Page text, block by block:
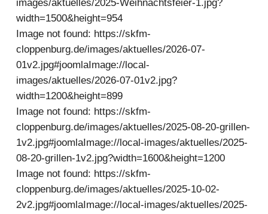
images/aktuelles/2025-Weihnachtsfeier-1.jpg?
width=1500&height=954
Image not found: https://skfm-
cloppenburg.de/images/aktuelles/2026-07-
01v2.jpg#joomlaImage://local-
images/aktuelles/2026-07-01v2.jpg?
width=1200&height=899
Image not found: https://skfm-
cloppenburg.de/images/aktuelles/2025-08-20-grillen-
1v2.jpg#joomlaImage://local-images/aktuelles/2025-
08-20-grillen-1v2.jpg?width=1600&height=1200
Image not found: https://skfm-
cloppenburg.de/images/aktuelles/2025-10-02-
2v2.jpg#joomlaImage://local-images/aktuelles/2025-